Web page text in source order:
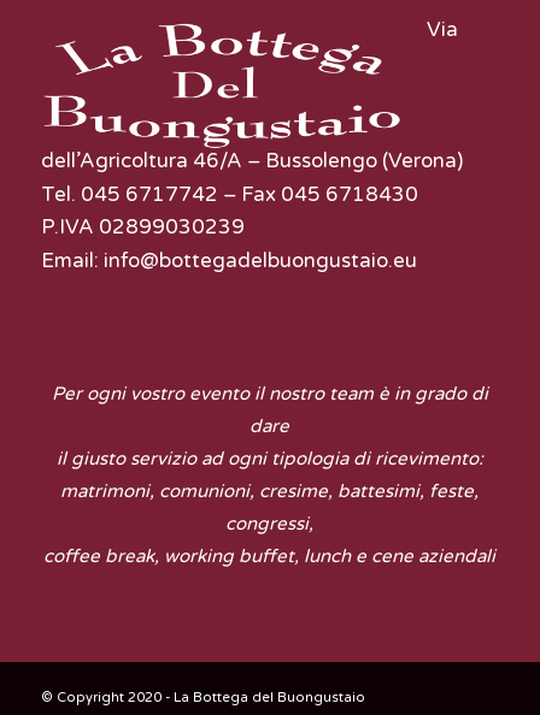
Via
dell’Agricoltura 46/A – Bussolengo (Verona)
Tel. 045 6717742 – Fax 045 6718430
P.IVA 02899030239
Email: info@bottegadelbuongustaio.eu
Per ogni vostro evento il nostro team è in grado di
dare
il giusto servizio ad ogni tipologia di ricevimento:
matrimoni, comunioni, cresime, battesimi, feste,
congressi,
coffee break, working buffet, lunch e cene aziendali
© Copyright 2020 - La Bottega del Buongustaio